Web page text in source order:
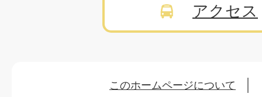
アクセス
このホームページについて